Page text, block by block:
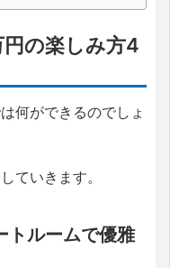
円の楽しみ方4
何ができるのでしょ
ていきます。
トルームで優雅